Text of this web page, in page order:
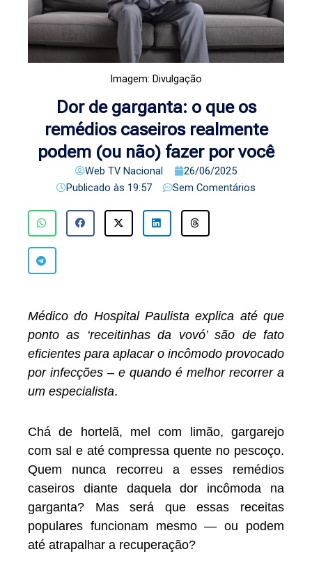
Imagem: Divulgação
Dor de garganta: o que os
remédios caseiros realmente
podem (ou não) fazer por você
Web TV Nacional
26/06/2025
Publicado às 19:57 Sem Comentários
Médico do Hospital Paulista explica até que
ponto as ‘receitinhas da vovó’ são de fato
eficientes para aplacar o incômodo provocado
por infecções – e quando é melhor recorrer a
um especialista.
Chá de hortelã, mel com limão, gargarejo
com sal e até compressa quente no pescoço.
Quem nunca recorreu a esses remédios
caseiros diante daquela dor incômoda na
garganta? Mas será que essas receitas
populares funcionam mesmo — ou podem
até atrapalhar a recuperação?